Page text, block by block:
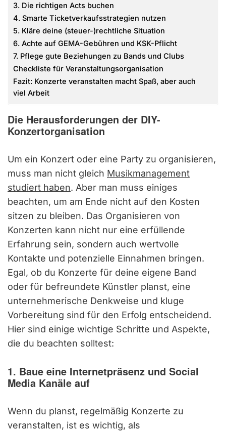
3. Die richtigen Acts buchen
4. Smarte Ticketverkaufsstrategien nutzen
5. Kläre deine (steuer-)rechtliche Situation
6. Achte auf GEMA-Gebühren und KSK-Pflicht
7. Pflege gute Beziehungen zu Bands und Clubs
Checkliste für Veranstaltungsorganisation
Fazit: Konzerte veranstalten macht Spaß, aber auch
viel Arbeit
Die Herausforderungen der DIY-
Konzertorganisation
Um ein Konzert oder eine Party zu organisieren,
muss man nicht gleich Musikmanagement
studiert haben. Aber man muss einiges
beachten, um am Ende nicht auf den Kosten
sitzen zu bleiben. Das Organisieren von
Konzerten kann nicht nur eine erfüllende
Erfahrung sein, sondern auch wertvolle
Kontakte und potenzielle Einnahmen bringen.
Egal, ob du Konzerte für deine eigene Band
oder für befreundete Künstler planst, eine
unternehmerische Denkweise und kluge
Vorbereitung sind für den Erfolg entscheidend.
Hier sind einige wichtige Schritte und Aspekte,
die du beachten solltest:
1. Baue eine Internetpräsenz und Social
Media Kanäle auf
Wenn du planst, regelmäßig Konzerte zu
veranstalten, ist es wichtig, als